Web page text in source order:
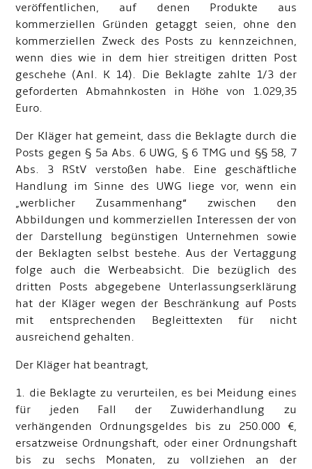
veröffentlichen, auf denen Produkte aus
kommerziellen Gründen getaggt seien, ohne den
kommerziellen Zweck des Posts zu kennzeichnen,
wenn dies wie in dem hier streitigen dritten Post
geschehe (Anl. K 14). Die Beklagte zahlte 1/3 der
geforderten Abmahnkosten in Höhe von 1.029,35
Euro.
Der Kläger hat gemeint, dass die Beklagte durch die
Posts gegen § 5a Abs. 6 UWG, § 6 TMG und §§ 58, 7
Abs. 3 RStV verstoßen habe. Eine geschäftliche
Handlung im Sinne des UWG liege vor, wenn ein
„werblicher Zusammenhang“ zwischen den
Abbildungen und kommerziellen Interessen der von
der Darstellung begünstigen Unternehmen sowie
der Beklagten selbst bestehe. Aus der Vertaggung
folge auch die Werbeabsicht. Die bezüglich des
dritten Posts abgegebene Unterlassungserklärung
hat der Kläger wegen der Beschränkung auf Posts
mit entsprechenden Begleittexten für nicht
ausreichend gehalten.
Der Kläger hat beantragt,
1. die Beklagte zu verurteilen, es bei Meidung eines
für jeden Fall der Zuwiderhandlung zu
verhängenden Ordnungsgeldes bis zu 250.000 €,
ersatzweise Ordnungshaft, oder einer Ordnungshaft
bis zu sechs Monaten, zu vollziehen an der